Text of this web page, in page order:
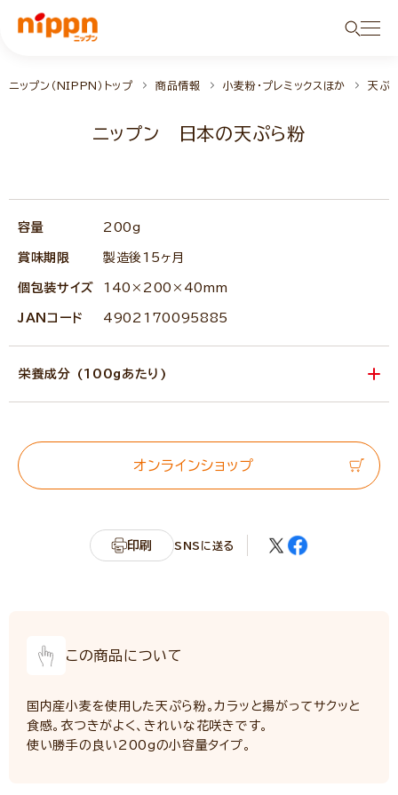
ニップン（NIPPN）トップ 商品情報 小麦粉・プレミックスほか 天ぷ
ニップン 日本の天ぷら粉
容量 200g
賞味期限 製造後15ヶ月
個包装サイズ 140×200×40mm
JANコード 4902170095885
栄養成分 (100gあたり)
1.5g
炭水化物 77.7g
(参考値として分析)
107mg
オンラインショップ
印刷 SNSに送る
この商品について
国内産小麦を使用した天ぷら粉。カラッと揚がってサクッと
食感。衣つきがよく、きれいな花咲きです。
使い勝手の良い200gの小容量タイプ。